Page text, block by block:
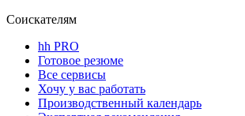
Соискателям
hh PRO
Готовое резюме
Все сервисы
Хочу у вас работать
Производственный календарь